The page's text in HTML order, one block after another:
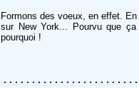
Formons des voeux, en effet.
sur New York... Pourvu que
pourquoi !